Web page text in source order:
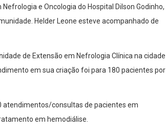
e Oncologia do Hospital Dilson Godinho,
Helder Leone esteve acompanhado de
de Extensão em Nefrologia Clínica na cidade
em sua criação foi para 180 pacientes por
atendimentos/consultas de pacientes em
em hemodiálise.